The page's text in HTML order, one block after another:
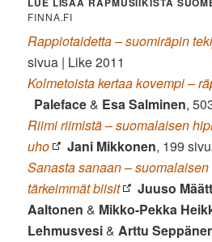
FINNA.FI
Rappiotaidetta – suomiräpin
sivua | Like 2011
Kolmetoista kertaa kovempi –
Paleface& EsaSalminen,
Riimi riimistä – suomalaisen
uho
Jani Mikkonen, 199
Sanasta sanaan –
tärkeimmät biisit
Juuso
Aaltonen & Mikko-Pekka
Lehmusvesi&Arttu